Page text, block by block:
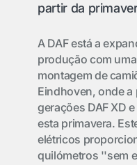
partir da
A DAF está a
produção com
montagem de
Eindhoven, onde
gerações DAF XD
esta primavera.
elétricos
quilómetros ''sem